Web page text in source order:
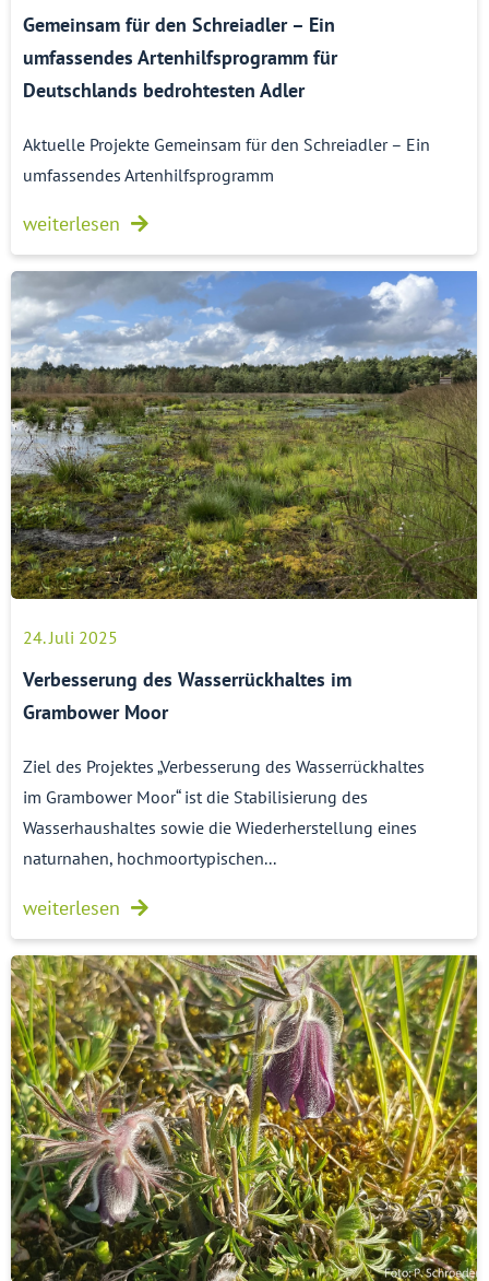
Gemeinsam für den Schreiadler – Ein
umfassendes Artenhilfsprogramm für
Deutschlands bedrohtesten Adler
Aktuelle Projekte Gemeinsam für den Schreiadler – Ein
umfassendes Artenhilfsprogramm
weiterlesen
24. Juli 2025
Verbesserung des Wasserrückhaltes im
Grambower Moor
Ziel des Projektes „Verbesserung des Wasserrückhaltes
im Grambower Moor“ ist die Stabilisierung des
Wasserhaushaltes sowie die Wiederherstellung eines
naturnahen, hochmoortypischen...
weiterlesen